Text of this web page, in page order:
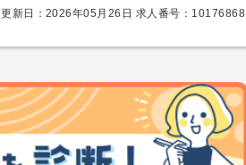
更新日：2026年05月26日 求人番号：10176868